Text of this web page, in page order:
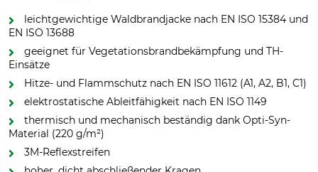
leichtgewichtige Waldbrandjacke nach EN ISO 15384 und
EN ISO 13688
geeignet für Vegetationsbrandbekämpfung und TH-
Einsätze
Hitze- und Flammschutz nach EN ISO 11612 (A1, A2, B1, C1)
elektrostatische Ableitfähigkeit nach EN ISO 1149
thermisch und mechanisch beständig dank Opti-Syn-
Material (220 g/m²)
3M-Reflexstreifen